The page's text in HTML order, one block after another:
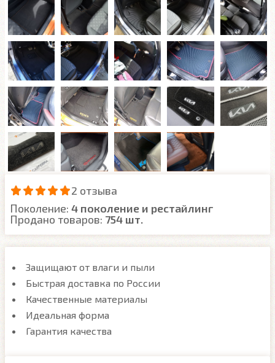
2 отзыва
Поколение: 4 поколение и рестайлинг
Продано товаров: 754 шт.
Защищают от влаги и пыли
Быстрая доставка по России
Качественные материалы
Идеальная форма
Гарантия качества